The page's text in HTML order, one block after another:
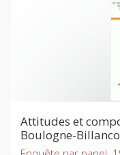
Attitudes et
Boulogne-